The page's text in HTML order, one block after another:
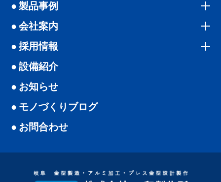
製品事例
会社案内
採用情報
設備紹介
お知らせ
モノづくりブログ
お問合わせ